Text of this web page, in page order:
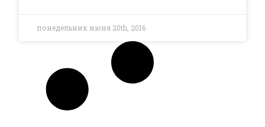
понедельник июня 20th, 2016